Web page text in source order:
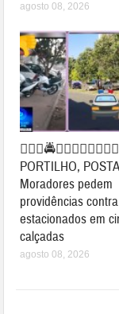
agosto 08, 2026
PORTILHO,
Moradores pedem
providências
estacionados em
calçadas
agosto 08, 2026